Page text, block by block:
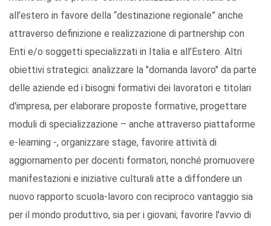
all’estero in favore della “destinazione regionale” anche
attraverso definizione e realizzazione di partnership con
Enti e/o soggetti specializzati in Italia e all’Estero. Altri
obiettivi strategici: analizzare la "domanda lavoro" da parte
delle aziende ed i bisogni formativi dei lavoratori e titolari
d'impresa, per elaborare proposte formative, progettare
moduli di specializzazione – anche attraverso piattaforme
e-learning -, organizzare stage, favorire attività di
aggiornamento per docenti formatori, nonché promuovere
manifestazioni e iniziative culturali atte a diffondere un
nuovo rapporto scuola-lavoro con reciproco vantaggio sia
per il mondo produttivo, sia per i giovani; favorire l'avvio di